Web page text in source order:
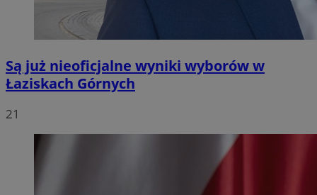
Są już nieoficjalne wyniki wyborów w
Łaziskach Górnych
21